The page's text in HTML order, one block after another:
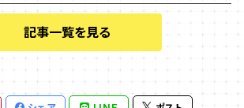
記事一覧を見る